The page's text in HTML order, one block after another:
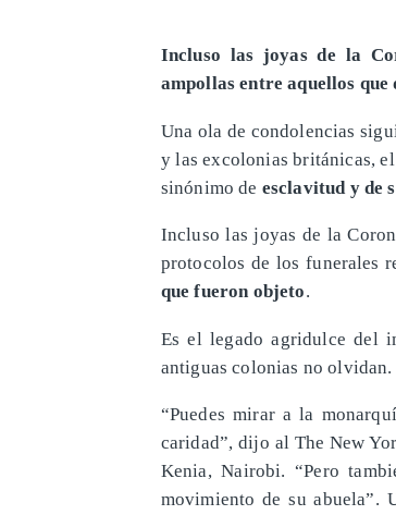
Incluso las joyas de la
ampollas entre aquellos
Una ola de condolencias
y las excolonias británicas,
sinónimo de esclavitud y de
Incluso las joyas de la
protocolos de los funerales
que fueron objeto.
Es el legado agridulce del
antiguas colonias no olvidan.
“Puedes mirar a la
caridad”, dijo al The New
Kenia, Nairobi. “Pero
movimiento de su abuela”.